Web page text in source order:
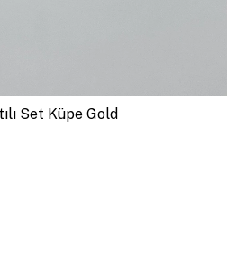
Set Küpe Gold